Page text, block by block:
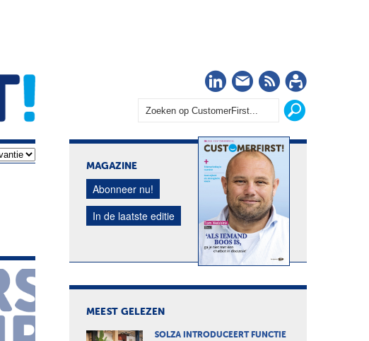
LinkedIn
Nieuwsbrief
RSS
MAGAZINE
Abonneer nu!
In de laatste editie
MEEST GELEZEN
SOLZA INTRODUCEERT FUNCTIE